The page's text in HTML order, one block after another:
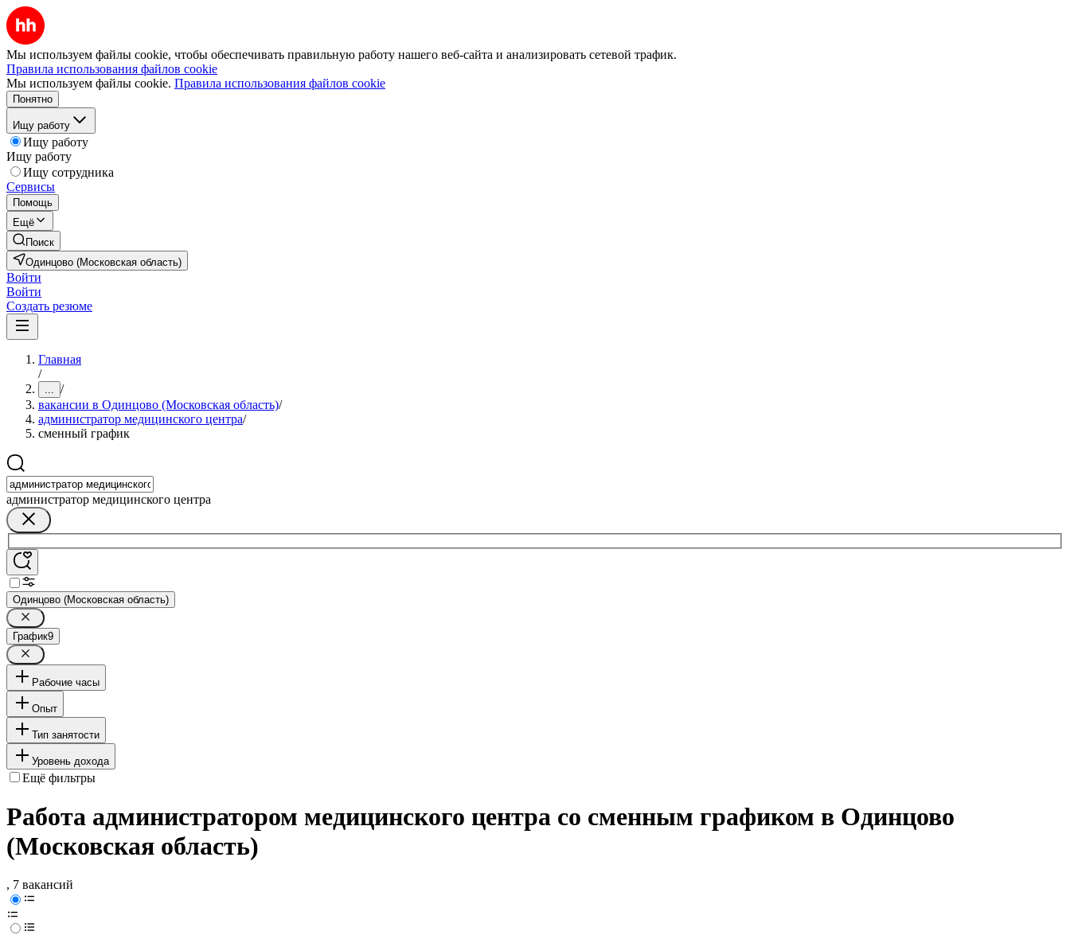
Мы используем файлы cookie, чтобы обеспечивать правильную работу нашего веб-сайта и анализировать сетевой трафик.
Правила использования файлов cookie
Мы используем файлы cookie. Правила использования файлов cookie
Понятно
Ищу работу
Ищу работу
Ищу работу
Ищу сотрудника
Сервисы
Помощь
Ещё
Поиск
Одинцово (Московская область)
Войти
Войти
Создать резюме
Главная
/
... /
вакансии в Одинцово (Московская область)/
администратор медицинского центра/
сменный график
администратор медицинского центра
Одинцово (Московская область)
График9
Рабочие часы
Опыт
Тип занятости
Уровень дохода
Ещё фильтры
Работа администратором медицинского центра со сменным графиком в Одинцово
(Московская область)
, 7 вакансий